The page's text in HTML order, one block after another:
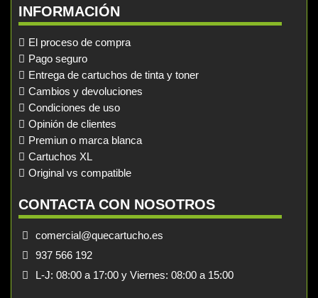
INFORMACIÓN
El proceso de compra
Pago seguro
Entrega de cartuchos de tinta y toner
Cambios y devoluciones
Condiciones de uso
Opinión de clientes
Premiun o marca blanca
Cartuchos XL
Original vs compatible
CONTACTA CON NOSOTROS
comercial@quecartucho.es
937 566 192
L-J: 08:00 a 17:00 y Viernes: 08:00 a 15:00